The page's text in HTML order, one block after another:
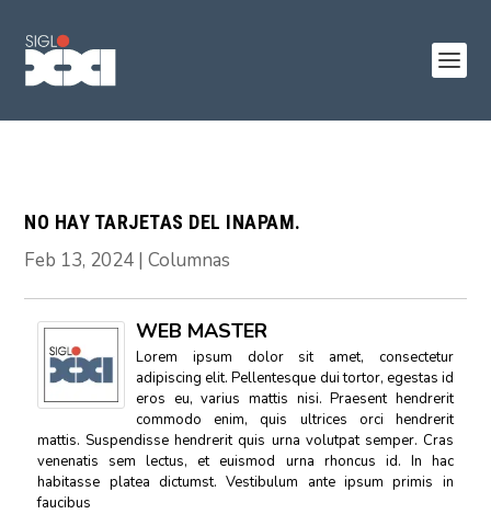
NO HAY TARJETAS DEL INAPAM.
Feb 13, 2024 |Columnas
WEB MASTER
Lorem ipsum dolor sit amet, consectetur
adipiscing elit. Pellentesque dui tortor, egestas id
eros eu, varius mattis nisi. Praesent hendrerit
commodo enim, quis ultrices orci hendrerit
mattis. Suspendisse hendrerit quis urna volutpat semper. Cras
venenatis sem lectus, et euismod urna rhoncus id. In hac
habitasse platea dictumst. Vestibulum ante ipsum primis in
faucibus